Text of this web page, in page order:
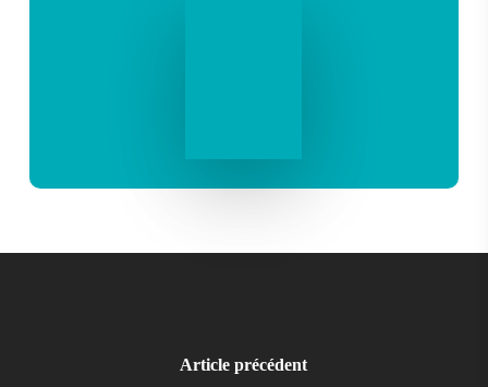
Article précédent